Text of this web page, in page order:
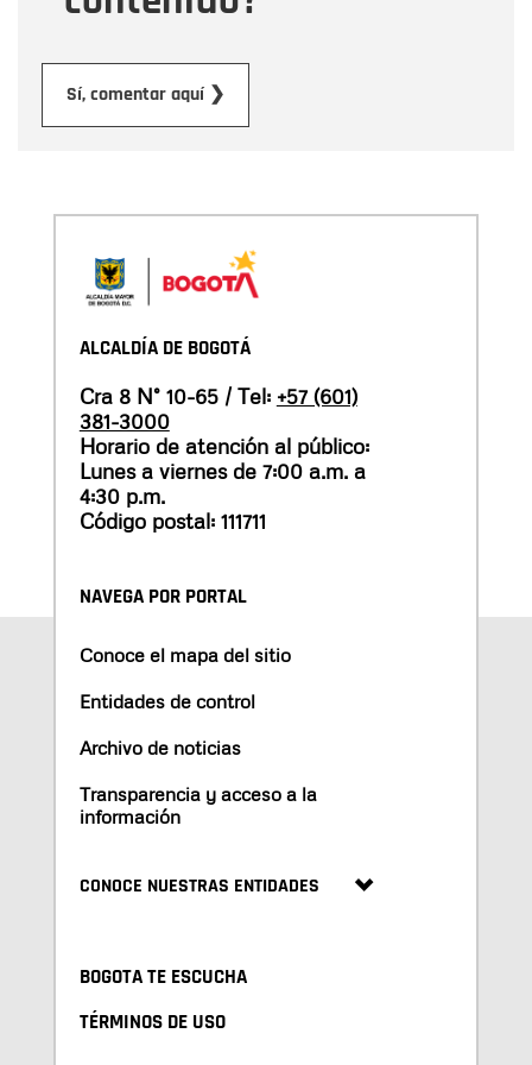
Sí, comentar aquí ❯
ALCALDÍA DE BOGOTÁ
Cra 8 N° 10-65 / Tel: +57 (601)
381-3000
Horario de atención al público:
Lunes a viernes de 7:00 a.m. a
4:30 p.m.
Código postal: 111711
NAVEGA POR PORTAL
Conoce el mapa del sitio
Entidades de control
Archivo de noticias
Transparencia y acceso a la
información
CONOCE NUESTRAS ENTIDADES
BOGOTA TE ESCUCHA
TÉRMINOS DE USO